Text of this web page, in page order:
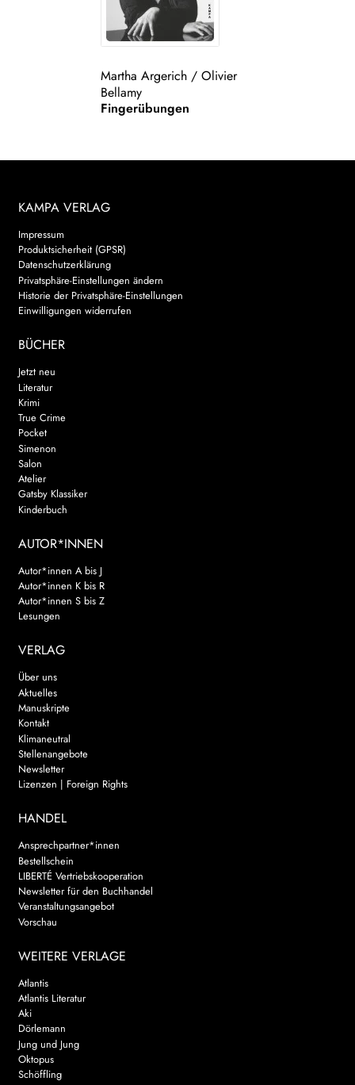
Martha Argerich /Olivier
Bellamy
Fingerübungen
KAMPA VERLAG
Impressum
Produktsicherheit (GPSR)
Datenschutzerklärung
Privatsphäre-Einstellungen ändern
Historie der Privatsphäre-Einstellungen
Einwilligungen widerrufen
BÜCHER
Jetzt neu
Literatur
Krimi
True Crime
Pocket
Simenon
Salon
Atelier
Gatsby Klassiker
Kinderbuch
AUTOR*INNEN
Autor*innen A bis J
Autor*innen K bis R
Autor*innen S bis Z
Lesungen
VERLAG
Über uns
Aktuelles
Manuskripte
Kontakt
Klimaneutral
Stellenangebote
Newsletter
Lizenzen | Foreign Rights
HANDEL
Ansprechpartner*innen
Bestellschein
LIBERTÉ Vertriebskooperation
Newsletter für den Buchhandel
Veranstaltungsangebot
Vorschau
WEITERE VERLAGE
Atlantis
Atlantis Literatur
Aki
Dörlemann
Jung und Jung
Oktopus
Schöffling